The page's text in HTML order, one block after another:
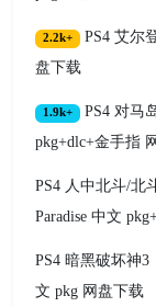
2.2k+
PS4 艾尔
盘下载
1.9k+
PS4 对马
pkg+dlc+金手指
PS4 人中北斗/北
Paradise 中文
PS4 暗黑破坏神
文 pkg 网盘下载